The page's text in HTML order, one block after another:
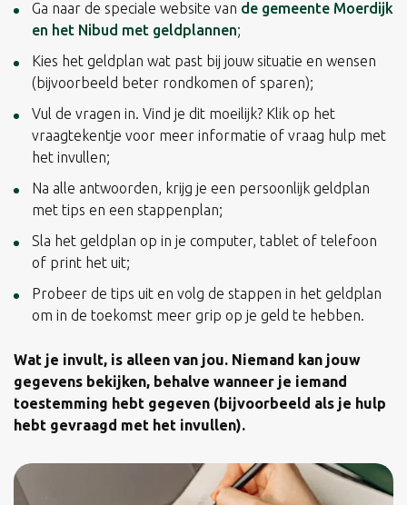
Ga naar de speciale website van de gemeente Moerdijk
en het Nibud met geldplannen;
Kies het geldplan wat past bij jouw situatie en wensen
(bijvoorbeeld beter rondkomen of sparen);
Vul de vragen in. Vind je dit moeilijk? Klik op het
vraagtekentje voor meer informatie of vraag hulp met
het invullen;
Na alle antwoorden, krijg je een persoonlijk geldplan
met tips en een stappenplan;
Sla het geldplan op in je computer, tablet of telefoon
of print het uit;
Probeer de tips uit en volg de stappen in het geldplan
om in de toekomst meer grip op je geld te hebben.
Wat je invult, is alleen van jou. Niemand kan jouw
gegevens bekijken, behalve wanneer je iemand
toestemming hebt gegeven (bijvoorbeeld als je hulp
hebt gevraagd met het invullen).